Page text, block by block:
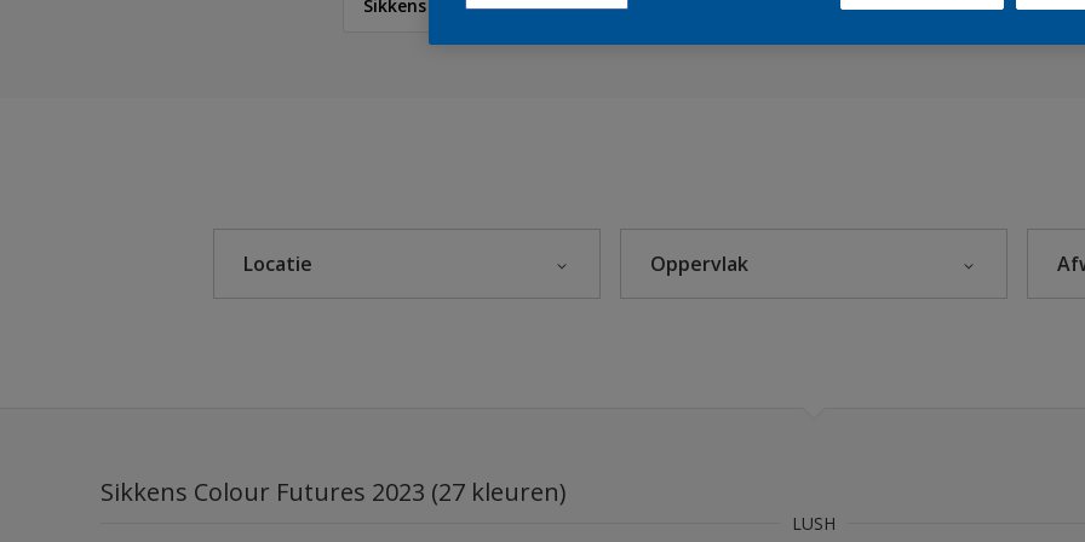
Sikkens Colour Futures 2023
Sikkens Colour Futures 2024
Locatie Oppervlak
Sikkens Colour Futures 2023 (27 kleuren)
LUSH